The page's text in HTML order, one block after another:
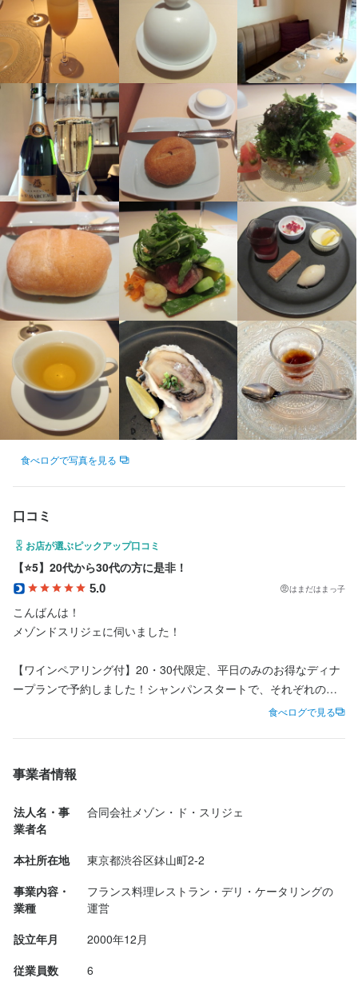
身された方がスーシェフとして在籍中です。経験を積みながら、
どんどんスキルを磨ける職場です。
当店からは、独立して自分のお店を構えた人や、フランスの有名
レストランで活躍するシェフも多数誕生しています。あなたの成
長と挑戦を全力でサポートしますので、情熱を持って仕事に取り
組める方のご応募をお待ちしています。
詳しい近況は
FaceBook　【Maison de Cerisier】
Instagram【cerisierchef】をご覧ください
食べログで写真を見る
口コミ
お店が選ぶピックアップ口コミ
【⭐️5】20代から30代の方に是非！
5.0 はまだはまっ子
こんばんは！
メゾンドスリジェに伺いました！
【ワインペアリング付】20・30代限定、平日のみのお得なディナ
ープランで予約しました！シャンパンスタートで、それぞれの料
璧です！特にフォアグラのテリーヌと貴腐ワインは衝撃でした！
甘いワインは得意ではなかったのですが、食べ合わせ？飲み合わ
せ？ペアリング？でここまで合うのかと感動しました。
普段は「ご参考までに……」くらいの口コミをすることが多いで
が、すごくコスパが良いですし、お店の方も「若い人たちに良い
なので、感謝を込めて投稿しました！
食べログで見る
事業者情報
法人名・事
業者名
合同会社メゾン・ド・スリジェ
本社所在地
東京都渋谷区鉢山町2-2
事業内容・
業種
フランス料理レストラン・デリ・ケータリングの
運営
設立年月
2000年12月
従業員数
6
ワインの知識にたけた方
学校の後に働きたい方
選考の流れ
まずはメール又はメッセージ他
お電話でご連絡ください。
その後面接をさせて頂きます。
お店の採用担当者からのメッセージ
共に代官山から活躍していきましょう！
店名
メゾン・ド・スリジェ
勤務地
東京都渋谷区鉢山町2-2
法人名・事業者名
店名
メゾン・ド・スリジェ
勤務地
東京都渋谷区鉢山町2-2
法人名・事業者名
合同会社メゾン・ド・スリジェ
最終更新日2026/07/16